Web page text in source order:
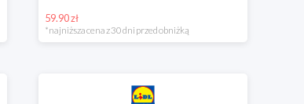
59.90 zł
*najniższa cena z 30 dni przed obniżką